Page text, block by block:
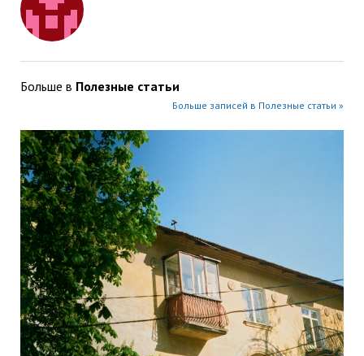
Больше в Полезные статьи
Больше записей в Полезные статьи »